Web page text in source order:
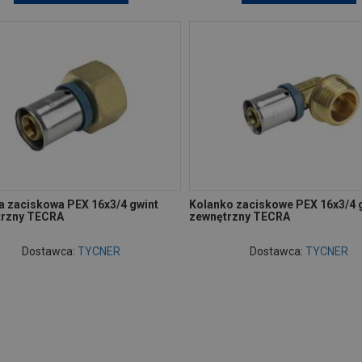
zaciskowa PEX 16x3/4 gwint
TECRA
Dostawca: TYCNER
Kolanko zaciskowe PEX 16x3/4
zewnętrzny TECRA
Dostawca:TYCNER